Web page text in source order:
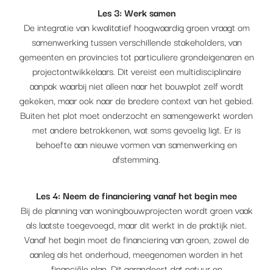
Les 3: Werk samen
De integratie van kwalitatief hoogwaardig groen vraagt om
samenwerking tussen verschillende stakeholders, van
gemeenten en provincies tot particuliere grondeigenaren en
projectontwikkelaars. Dit vereist een multidisciplinaire
aanpak waarbij niet alleen naar het bouwplot zelf wordt
gekeken, maar ook naar de bredere context van het gebied.
Buiten het plot moet onderzocht en samengewerkt worden
met andere betrokkenen, wat soms gevoelig ligt. Er is
behoefte aan nieuwe vormen van samenwerking en
afstemming.
Les 4: Neem de financiering vanaf het begin mee
Bij de planning van woningbouwprojecten wordt groen vaak
als laatste toegevoegd, maar dit werkt in de praktijk niet.
Vanaf het begin moet de financiering van groen, zowel de
aanleg als het onderhoud, meegenomen worden in het